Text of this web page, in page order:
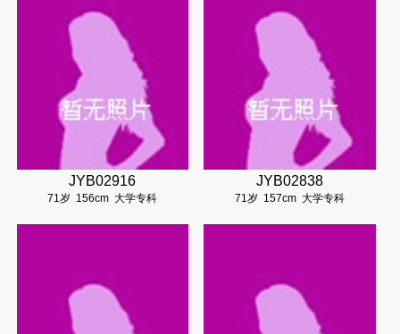
JYB02916
71岁 156cm 大学专科
JYB02838
71岁 157cm 大学专科